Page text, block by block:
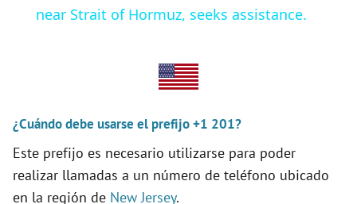
a
y
i
near Strait of Hormuz, seeks assistance.
¿Cuándo debe usarse el prefijo +1 201?
Este prefijo es necesario utilizarse para poder
realizar llamadas a un número de teléfono ubicado
en la región de New Jersey.